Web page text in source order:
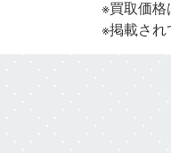
※買取価格
※掲載され